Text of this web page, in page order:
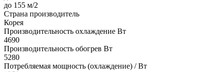
до 155 м/2
Страна производитель
Корея
Производительность охлаждение Вт
4690
Производительность обогрев Вт
5280
Потребляемая мощность (охлаждение) / Вт